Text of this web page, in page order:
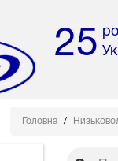
25
Головна